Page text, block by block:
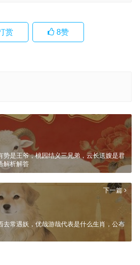
赏 8赞
势是王爷，桃园结义三兄弟，云长送嫂是君
解析解答
下一篇
去常遇妖，优哉游哉代表是什么生肖，公布